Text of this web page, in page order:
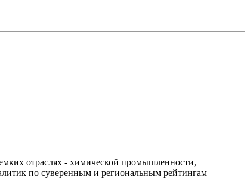
отраслях - химической промышленности,
по суверенным и региональным рейтингам